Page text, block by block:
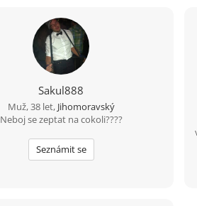
Sakul888
Muž, 38 let, Jihomoravský
Neboj se zeptat na cokoli????
Seznámit se